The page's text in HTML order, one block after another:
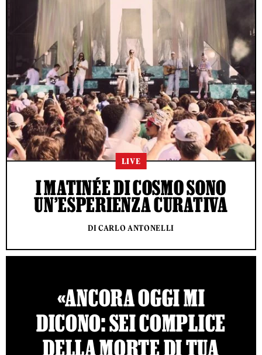
LIVE
I MATINÉE DI COSMO SONO
UN’ESPERIENZA CURATIVA
DI CARLO ANTONELLI
«ANCORA OGGI MI
DICONO: SEI COMPLICE
DELLA MORTE DI TUA